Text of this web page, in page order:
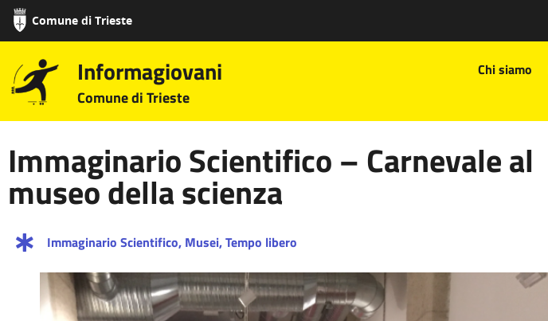
Comune di Trieste
Informagiovani
Comune di Trieste
Chi siamo
Immaginario Scientifico – Carnevale al
museo della scienza
Immaginario Scientifico, Musei,Tempo libero